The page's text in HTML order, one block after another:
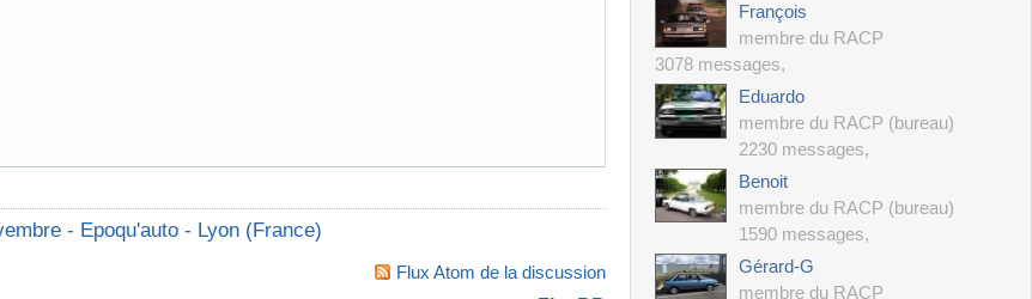
- Epoqu'auto - Lyon (France)
Flux Atom de la discussion
François
membre du RACP
3078 messages,
Eduardo
membre du RACP (bureau)
2230 messages,
Benoit
membre du RACP (bureau)
1590 messages,
Gérard-G
membre du RACP